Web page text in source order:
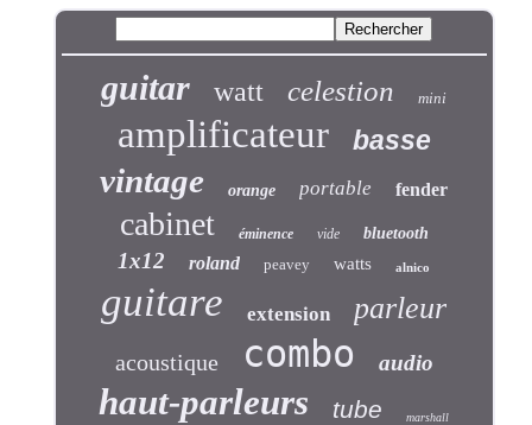
guitar watt celestion mini
amplificateur basse
vintage orange portable fender
cabinet éminence vide bluetooth
1x12 roland peavey watts alnico
guitare extension parleur
acoustique combo audio
haut-parleurs tube marshall